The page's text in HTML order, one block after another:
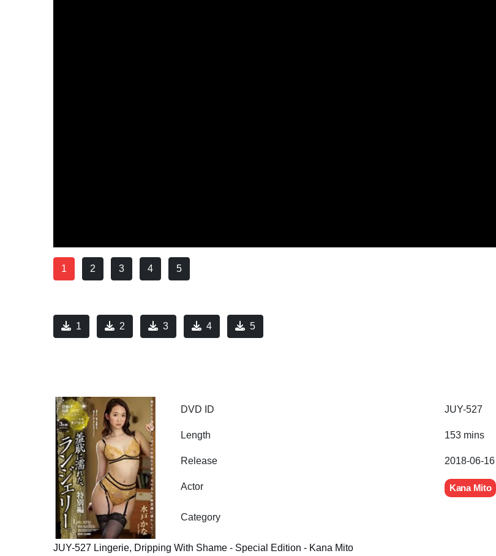
1 2 3 4 5
1 2 3 4 5
DVD ID JUY-527
Length 153 mins
Release 2018-06-16
Actor Kana Mito
Category
JUY-527 Lingerie, Dripping With Shame - Special Edition - Kana Mito